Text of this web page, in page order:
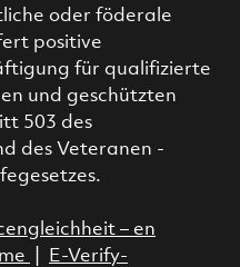
oder föderale
positive
für qualifizierte
und geschützten
503 des
des Veteranen -
– en
E-Verify-